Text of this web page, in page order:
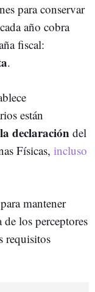
para conservar
año cobra
fiscal:
.
están
declaración del
Físicas, incluso
mantener
los perceptores
requisitos